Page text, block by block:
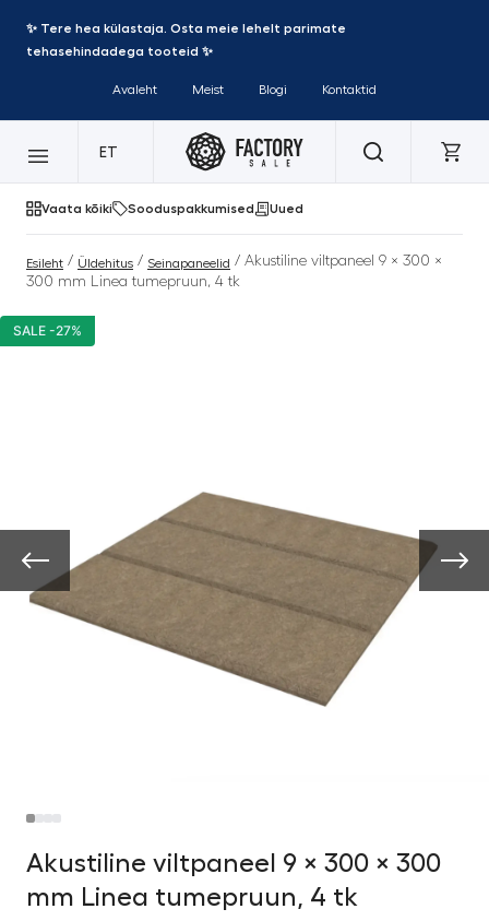
✨ Tere hea külastaja. Osta meie lehelt parimate
tehasehindadega tooteid ✨
Avaleht Meist Blogi Kontaktid
ET
Vaata kõiki Sooduspakkumised Uued
Esileht / Üldehitus / Seinapaneelid / Akustiline viltpaneel 9 × 300 ×
300 mm Linea tumepruun, 4 tk
SALE -27%
Akustiline viltpaneel 9 × 300 × 300
mm Linea tumepruun, 4 tk